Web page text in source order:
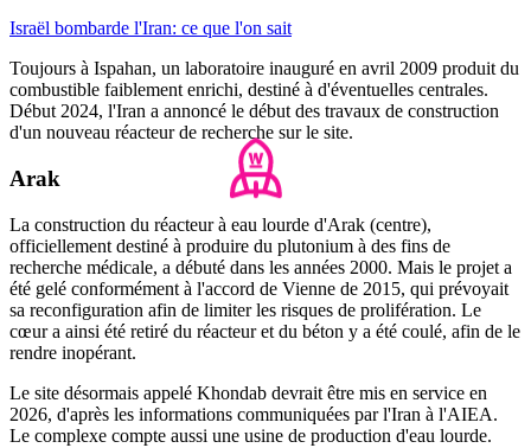
Israël bombarde l'Iran: ce que l'on sait
Toujours à Ispahan, un laboratoire inauguré en avril 2009 produit du
combustible faiblement enrichi, destiné à d'éventuelles centrales.
Début 2024, l'Iran a annoncé le début des travaux de construction
d'un nouveau réacteur de recherche sur le site.
Arak
La construction du réacteur à eau lourde d'Arak (centre),
officiellement destiné à produire du plutonium à des fins de
recherche médicale, a débuté dans les années 2000. Mais le projet a
été gelé conformément à l'accord de Vienne de 2015, qui prévoyait
sa reconfiguration afin de limiter les risques de prolifération. Le
cœur a ainsi été retiré du réacteur et du béton y a été coulé, afin de le
rendre inopérant.
Le site désormais appelé Khondab devrait être mis en service en
2026, d'après les informations communiquées par l'Iran à l'AIEA.
Le complexe compte aussi une usine de production d'eau lourde.